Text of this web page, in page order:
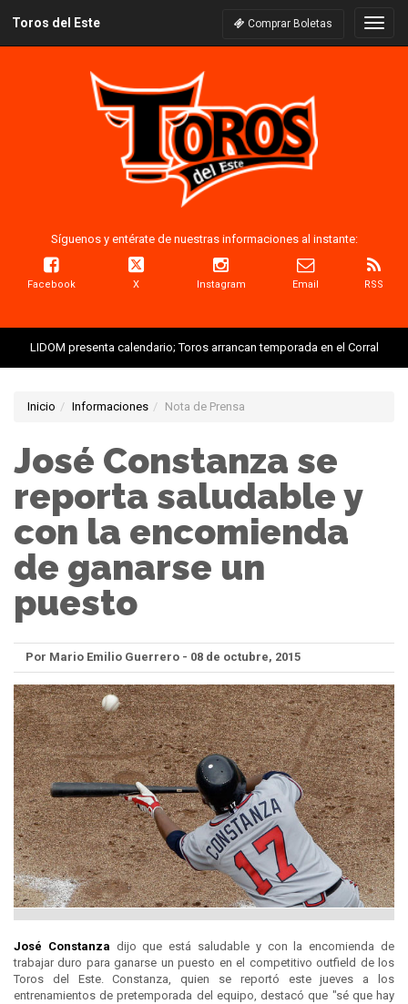
Toros del Este Comprar Boletas
Síguenos y entérate de nuestras informaciones al instante:
Facebook X Instagram Email RSS
LIDOM presenta calendario; Toros arrancan temporada en el Corral
Inicio Informaciones Nota de Prensa
José Constanza se
reporta saludable y
con la encomienda
de ganarse un
puesto
Por Mario Emilio Guerrero - 08 de octubre, 2015
José Constanza dijo que está saludable y con la encomienda de
trabajar duro para ganarse un puesto en el competitivo outfield de los
Toros del Este. Constanza, quien se reportó este jueves a los
entrenamientos de pretemporada del equipo, destacó que "sé que hay